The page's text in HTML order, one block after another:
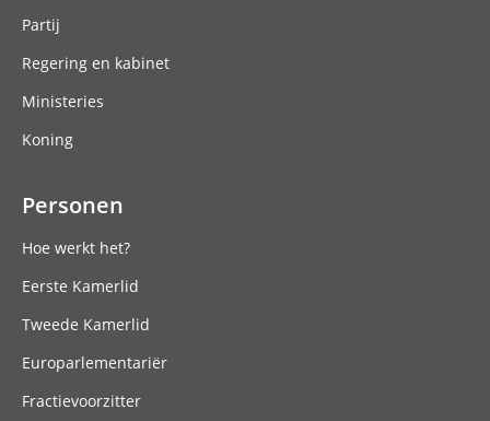
Partij
Regering en kabinet
Ministeries
Koning
Personen
Hoe werkt het?
Eerste Kamerlid
Tweede Kamerlid
Europarlementariër
Fractievoorzitter